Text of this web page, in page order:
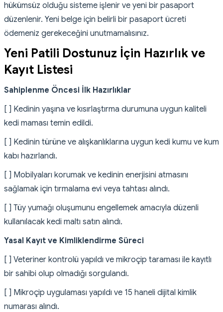
hükümsüz olduğu sisteme işlenir ve yeni bir pasaport
düzenlenir. Yeni belge için belirli bir pasaport ücreti
ödemeniz gerekeceğini unutmamalısınız.
Yeni Patili Dostunuz İçin Hazırlık ve
Kayıt Listesi
Sahiplenme Öncesi İlk Hazırlıklar
[ ] Kedinin yaşına ve kısırlaştırma durumuna uygun kaliteli
kedi maması temin edildi.
[ ] Kedinin türüne ve alışkanlıklarına uygun kedi kumu ve kum
kabı hazırlandı.
[ ] Mobilyaları korumak ve kedinin enerjisini atmasını
sağlamak için tırmalama evi veya tahtası alındı.
[ ] Tüy yumağı oluşumunu engellemek amacıyla düzenli
kullanılacak kedi maltı satın alındı.
Yasal Kayıt ve Kimliklendirme Süreci
[ ] Veteriner kontrolü yapıldı ve mikroçip taraması ile kayıtlı
bir sahibi olup olmadığı sorgulandı.
[ ] Mikroçip uygulaması yapıldı ve 15 haneli dijital kimlik
numarası alındı.